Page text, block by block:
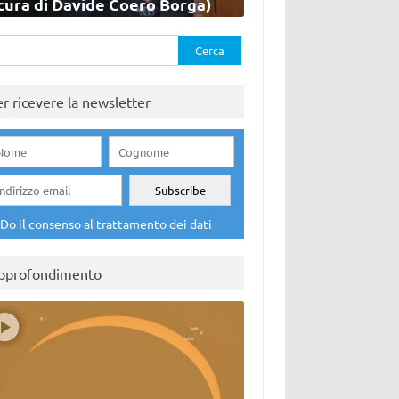
ricevere la newsletter
Do il consenso al trattamento dei dati